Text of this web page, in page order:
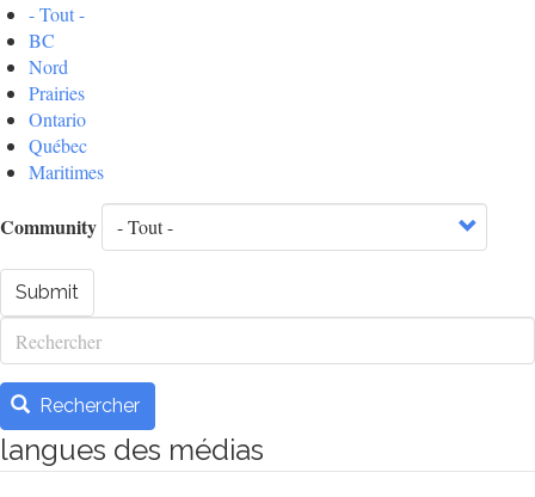
- Tout -
BC
Nord
Prairies
Ontario
Québec
Maritimes
Community
Submit
Rechercher
Rechercher
langues des médias